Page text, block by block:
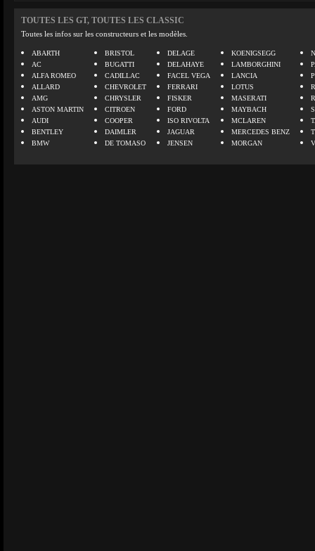
TOUTES LES GT, TOUTES LES CLASSIC
Toutes les infos sur les constructeurs et les modèles.
ABARTH
AC
ALFA ROMEO
ALLARD
AMG
ASTON MARTIN
AUDI
BENTLEY
BMW
BRISTOL
BUGATTI
CADILLAC
CHEVROLET
CHRYSLER
CITROEN
COOPER
DAIMLER
DE TOMASO
DELAGE
DELAHAYE
FACEL VEGA
FERRARI
FISKER
FORD
ISO RIVOLTA
JAGUAR
JENSEN
KOENIGSEGG
LAMBORGHINI
LANCIA
LOTUS
MASERATI
MAYBACH
MCLAREN
MERCEDES BENZ
MORGAN